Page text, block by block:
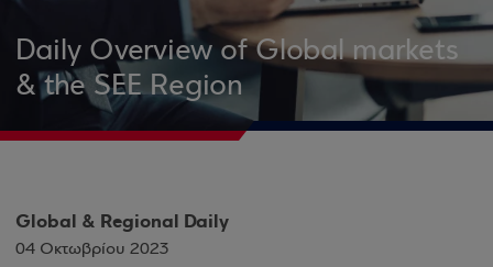
Daily Overview of Global markets
& the SEE Region
Global & Regional Daily
04 Οκτωβρίου 2023